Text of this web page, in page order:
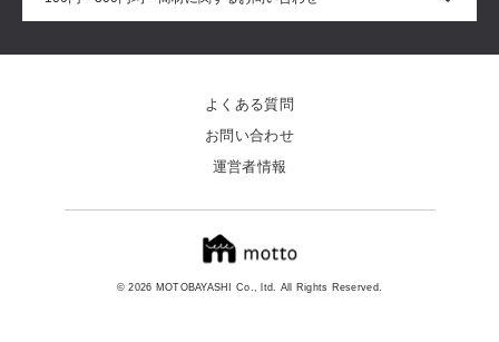
© 2026 MOTOBAYASHI Co., ltd. All Rights Reserved.
よくある質問
お問い合わせ
運営者情報